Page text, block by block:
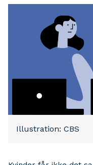
Illustration: CBS